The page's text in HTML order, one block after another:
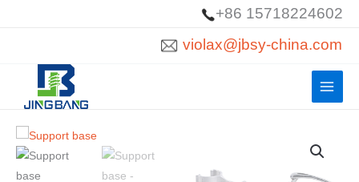
conteúdo
+86 15718224602
violax@jbsy-china.com